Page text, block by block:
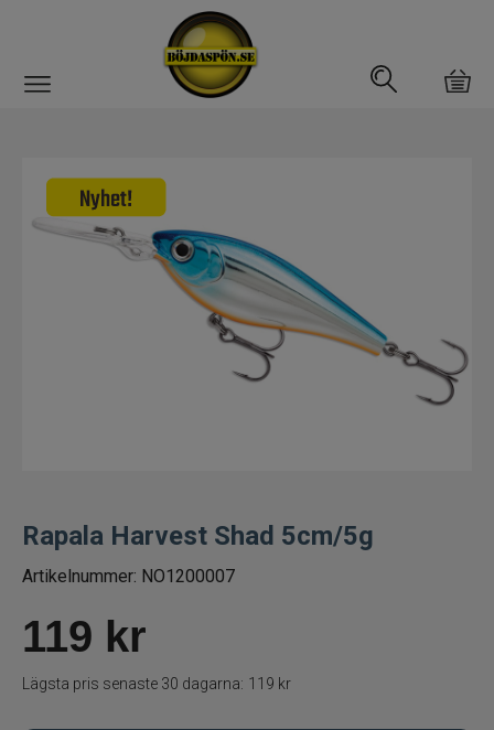
Abborrfemman
Betespaket
Handgjorda beten
Jiggar och Gummibeten
Jerkbaits - tailbaits
Rapala Harvest Shad 5cm/5g
Artikelnummer: NO1200007
119 kr
Lägsta pris senaste 30 dagarna: 119 kr